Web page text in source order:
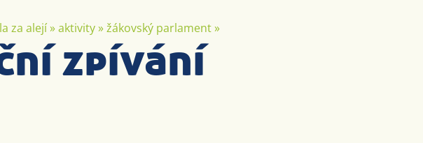
za alejí»aktivity»žákovský parlament»
zpívání